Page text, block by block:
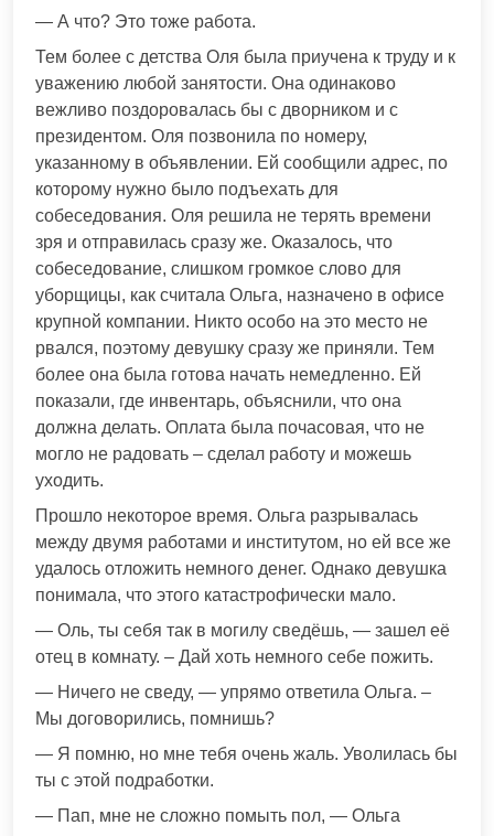
— А что? Это тоже работа.
Тем более с детства Оля была приучена к труду и к
уважению любой занятости. Она одинаково
вежливо поздоровалась бы с дворником и с
президентом. Оля позвонила по номеру,
указанному в объявлении. Ей сообщили адрес, по
которому нужно было подъехать для
собеседования. Оля решила не терять времени
зря и отправилась сразу же. Оказалось, что
собеседование, слишком громкое слово для
уборщицы, как считала Ольга, назначено в офисе
крупной компании. Никто особо на это место не
рвался, поэтому девушку сразу же приняли. Тем
более она была готова начать немедленно. Ей
показали, где инвентарь, объяснили, что она
должна делать. Оплата была почасовая, что не
могло не радовать – сделал работу и можешь
уходить.
Прошло некоторое время. Ольга разрывалась
между двумя работами и институтом, но ей все же
удалось отложить немного денег. Однако девушка
понимала, что этого катастрофически мало.
— Оль, ты себя так в могилу сведёшь, — зашел её
отец в комнату. – Дай хоть немного себе пожить.
— Ничего не сведу, — упрямо ответила Ольга. –
Мы договорились, помнишь?
— Я помню, но мне тебя очень жаль. Уволилась бы
ты с этой подработки.
— Пап, мне не сложно помыть пол, — Ольга